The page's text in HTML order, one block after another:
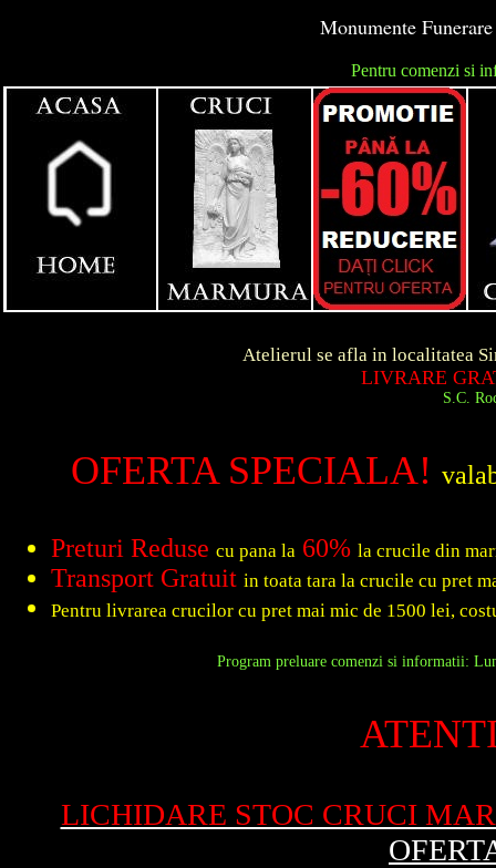
Monumente
Pentru comenzi si
Atelierul se afla in localitatea Simeria
LIVRARE GRATUITA
S.C. Roca Art
OFERTA SPECIALA!
Preturi Reduse cu pana la 60% la crucile din
Transport Gratuit in toata tara la crucile cu pret
Pentru livrarea crucilor cu pret mai mic de 1500 lei,
Program preluare comenzi si informatii:
LICHIDARE STOC CRUCI